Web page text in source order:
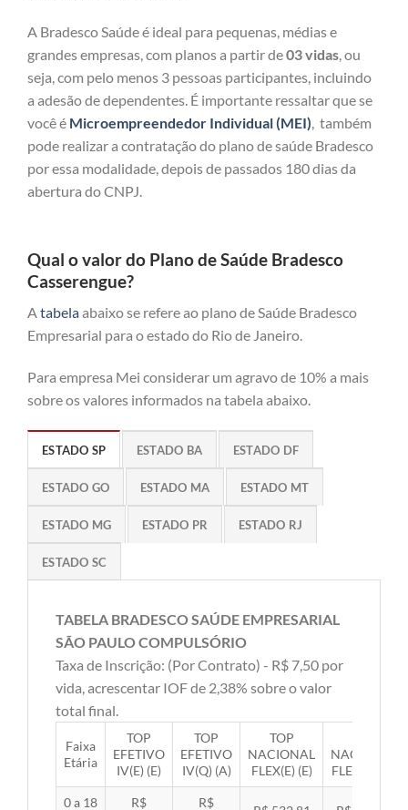
A Bradesco Saúde é ideal para pequenas, médias e
grandes empresas, com planos a partir de03 vidas, ou
seja, com pelo menos 3 pessoas participantes, incluindo
a adesão de dependentes. É importante ressaltar que se
você é Microempreendedor Individual (MEI), também
pode realizar a contratação do plano de saúde Bradesco
por essa modalidade, depois de passados 180 dias da
abertura do CNPJ.
Qual o valor do Plano de Saúde Bradesco
Casserengue?
Atabelaabaixo se refere ao plano de Saúde Bradesco
Empresarial para o estado do Rio de Janeiro.
Para empresa Mei considerar um agravo de 10% a mais
sobre os valores informados na tabela abaixo.
ESTADO SP ESTADO BA ESTADO DF
ESTADO GO ESTADO MA ESTADO MT
ESTADO MG ESTADO PR ESTADO RJ
ESTADO SC
TABELA BRADESCO SAÚDE EMPRESARIAL
SÃO PAULO COMPULSÓRIO
Taxa de Inscrição: (Por Contrato) - R$ 7,50 por
vida, acrescentar IOF de 2,38% sobre o valor
total final.
Faixa
Etária
TOP
EFETIVO
IV(E) (E)
TOP
EFETIVO
IV(Q) (A)
TOP
NACIONAL
FLEX(E) (E)
NACIONAL
FLEX(Q) (A)
0 a 18 R$ R$